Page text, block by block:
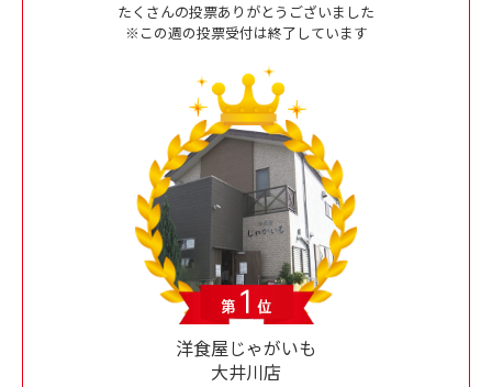
たくさんの投票ありがとうございました
※この週の投票受付は終了しています
洋食屋じゃがいも
大井川店